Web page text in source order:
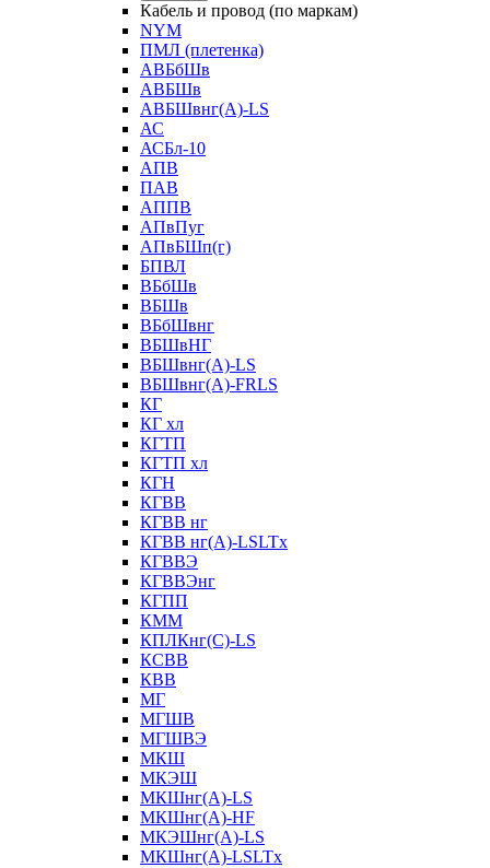
Кабель и провод (по маркам)
NYM
ПМЛ (плетенка)
АВБбШв
АВБШв
АВБШвнг(А)-LS
АС
АСБл-10
АПВ
ПАВ
АППВ
АПвПуг
АПвБШп(г)
БПВЛ
ВБбШв
ВБШв
ВБбШвнг
ВБШвНГ
ВБШвнг(А)-LS
ВБШвнг(А)-FRLS
КГ
КГ хл
КГТП
КГТП хл
КГН
КГВВ
КГВВ нг
КГВВ нг(А)-LSLTx
КГВВЭ
КГВВЭнг
КГПП
КММ
КПЛКнг(C)-LS
КСВВ
КВВ
МГ
МГШВ
МГШВЭ
МКШ
МКЭШ
МКШнг(А)-LS
МКШнг(А)-HF
МКЭШнг(А)-LS
МКШнг(А)-LSLTx